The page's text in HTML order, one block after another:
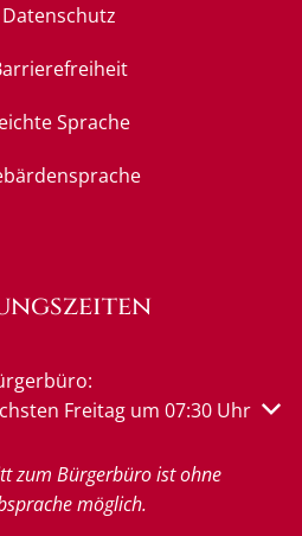
Datenschutz
Sprache
oder Schließzeiten
Freitag um 07:30 Uhr
zum Bürgerbüro ist ohne
möglich.